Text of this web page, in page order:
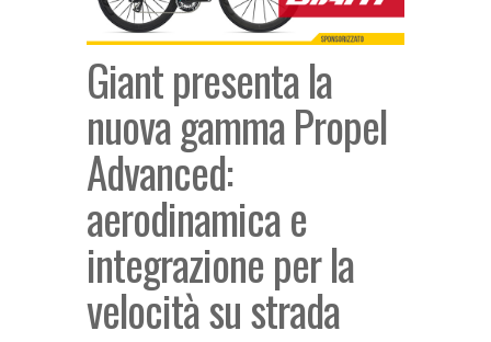
Giant presenta la
nuova gamma Propel
Advanced:
aerodinamica e
integrazione per la
velocità su strada